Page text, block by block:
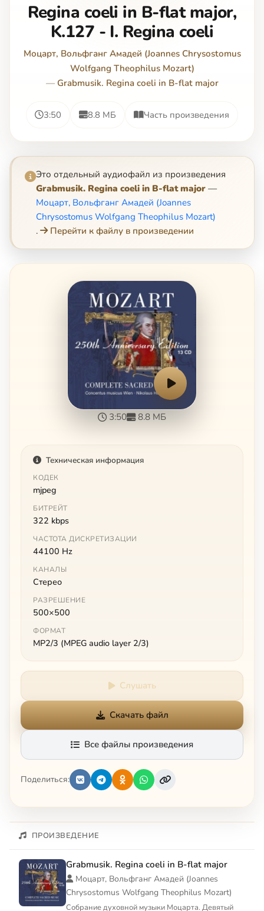
Regina coeli in B-flat major,
K.127 - I. Regina coeli
Моцарт, Вольфганг Амадей (Joannes Chrysostomus
Wolfgang Theophilus Mozart)
— Grabmusik. Regina coeli in B-flat major
3:50 8.8 МБ Часть произведения
Это отдельный аудиофайл из произведения
Grabmusik. Regina coeli in B-flat major —
Моцарт, Вольфганг Амадей (Joannes
Chrysostomus Wolfgang Theophilus Mozart)
.
Перейти к файлу в произведении
3:50 8.8 МБ
Техническая информация
КОДЕК
mjpeg
БИТРЕЙТ
322 kbps
ЧАСТОТА ДИСКРЕТИЗАЦИИ
44100 Hz
КАНАЛЫ
Стерео
РАЗРЕШЕНИЕ
500×500
ФОРМАТ
MP2/3 (MPEG audio layer 2/3)
Слушать
Скачать файл
Все файлы произведения
Поделиться:
ПРОИЗВЕДЕНИЕ
Grabmusik. Regina coeli in B-flat major
Моцарт, Вольфганг Амадей (Joannes
Chrysostomus Wolfgang Theophilus Mozart)
Собрание духовной музыки Моцарта. Девятый